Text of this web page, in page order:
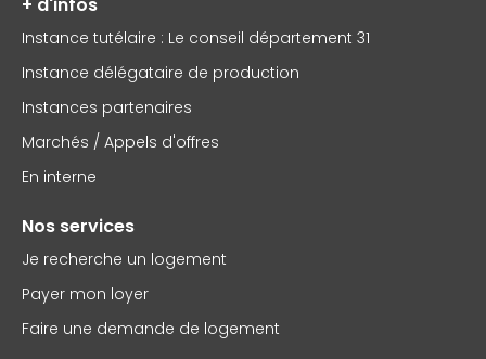
Instance tutélaire : Le conseil département 31
Instance délégataire de production
Instances partenaires
Marchés / Appels d'offres
En interne
Nos services
Je recherche un logement
Payer mon loyer
Faire une demande de logement